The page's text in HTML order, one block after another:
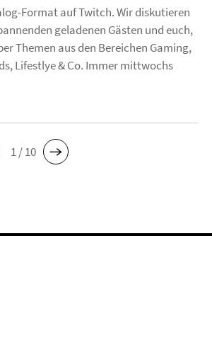
Format auf Twitch. Wir diskutieren
geladenen Gästen und euch,
Themen aus den Bereichen Gaming,
Lifestlye & Co. Immer mittwochs
1 / 10